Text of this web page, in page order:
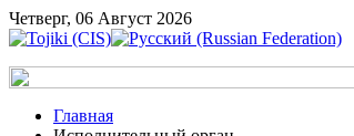
Четверг, 06 Август 2026
Главная